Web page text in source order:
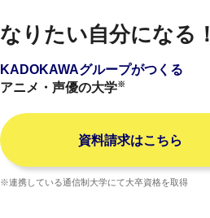
なりたい自分になる！
KADOKAWAグループがつくる
アニメ・声優の大学※
資料請求はこちら
※連携している通信制大学にて大卒資格を取得